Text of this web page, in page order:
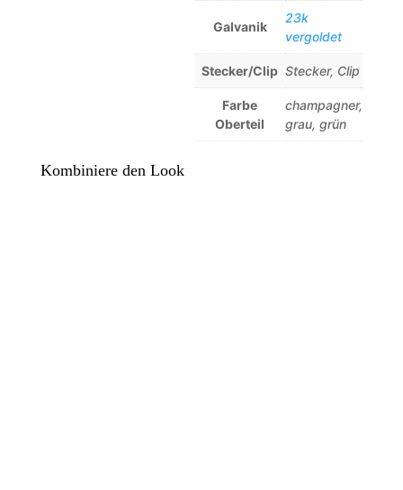
Galvanik
23k
vergoldet
Stecker/Clip Stecker, Clip
Farbe
Oberteil
champagner,
grau, grün
Kombiniere den Look